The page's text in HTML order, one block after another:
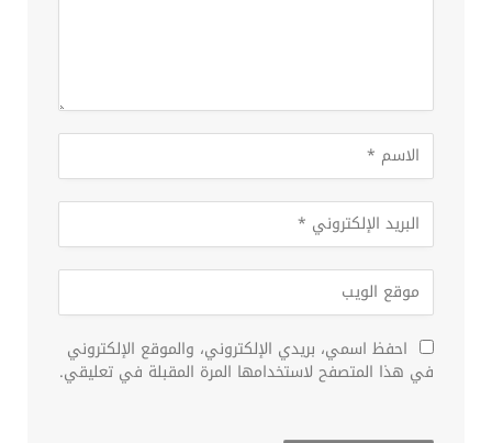
احفظ اسمي، بريدي الإلكتروني، والموقع الإلكتروني
في هذا المتصفح لاستخدامها المرة المقبلة في تعليقي.